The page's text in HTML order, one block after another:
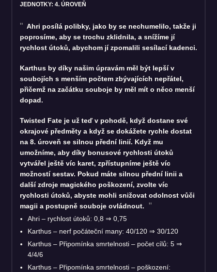
JEDNOTKY: 4. ÚROVEŇ
Ahri posílá polibky, jako by se nechumelilo, takže ji
poprosíme, aby se trochu zklidnila, a snížíme jí
rychlost útoků, abychom jí zpomalili sesílací kadenci.
Karthus by díky našim úpravám měl být lepší v
soubojích s menším počtem zbývajících nepřátel,
přičemž na začátku souboje by měl mít o něco menší
dopad.
Twisted Fate je už teď v pohodě, když dostane své
okrajové předměty a když se dokážete rychle dostat
na 8. úroveň se silnou přední linií. Když mu
umožníme, aby díky bonusové rychlosti útoků
vytvářel ještě víc karet, zpřístupníme ještě víc
možností sestav. Pokud máte silnou přední linii a
další zdroje magického poškození, zvolte víc
rychlosti útoků, abyste mohli snižovat odolnost vůči
magii a postupně souboje ovládnout.
Ahri – rychlost útoků: 0,8 ⇒ 0,75
Karthus – nerf počáteční many: 40/120 ⇒ 30/120
Karthus – Připomínka smrtelnosti – počet cílů: 5 ⇒
4/4/6
Karthus – Připomínka smrtelnosti – poškození: